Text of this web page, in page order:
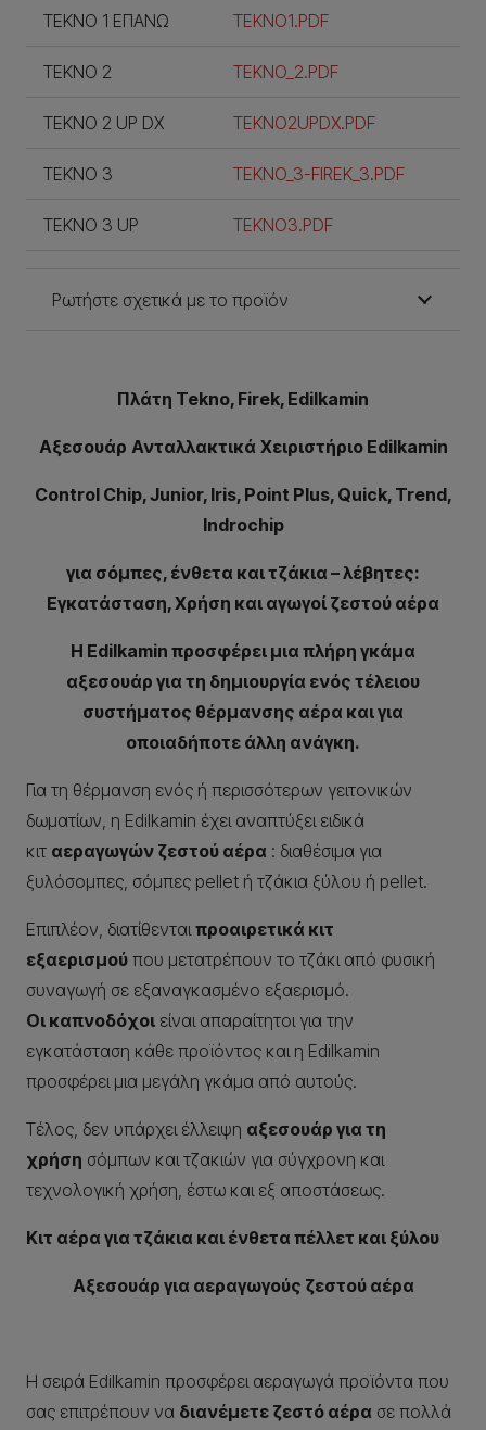
ΤΕΚΝΟ 1 ΕΠΑΝΩ TEKNO1.PDF
ΤΕΚΝΟ 2 TEKNO_2.PDF
TEKNO 2 UP DX TEKNO2UPDX.PDF
ΤΕΚΝΟ 3 TEKNO_3-FIREK_3.PDF
TEKNO 3 UP TEKNO3.PDF
Ρωτήστε σχετικά με το προϊόν
Πλάτη Tekno, Firek, Edilkamin
Αξεσουάρ Ανταλλακτικά ΧειριστήριοEdilkamin
Control Chip, Junior, Iris, Point Plus, Quick, Trend,
Indrochip
για σόμπες, ένθετα και τζάκια – λέβητες:
Εγκατάσταση, Χρήση και αγωγοί ζεστού αέρα
Η Edilkamin προσφέρει μια πλήρη γκάμα
αξεσουάρ για τη δημιουργία ενός τέλειου
συστήματος θέρμανσης αέρα και για
οποιαδήποτε άλλη ανάγκη.
Για τη θέρμανση ενός ή περισσότερων γειτονικών
δωματίων, η Edilkamin έχει αναπτύξει ειδικά
κιτ αεραγωγών ζεστού αέρα : διαθέσιμα για
ξυλόσομπες, σόμπες pellet ή τζάκια ξύλου ή pellet.
Επιπλέον, διατίθενταιπροαιρετικά κιτ
εξαερισμού που μετατρέπουν το τζάκι από φυσική
συναγωγή σε εξαναγκασμένο εξαερισμό.
Οι καπνοδόχοι είναι απαραίτητοι για την
εγκατάσταση κάθε προϊόντος και η Edilkamin
προσφέρει μια μεγάλη γκάμα από αυτούς.
Τέλος, δεν υπάρχει έλλειψη αξεσουάρ για τη
χρήση σόμπων και τζακιών για σύγχρονη και
τεχνολογική χρήση, έστω και εξ αποστάσεως.
Κιτ αέρα για τζάκια και ένθετα πέλλετ και ξύλου
Αξεσουάρ για αεραγωγούς ζεστού αέρα
Η σειρά Edilkamin προσφέρει αεραγωγά προϊόντα που
σας επιτρέπουν να διανέμετε ζεστό αέρα σε πολλά